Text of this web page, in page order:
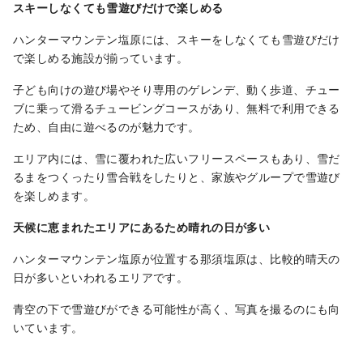
スキーしなくても雪遊びだけで楽しめる
ハンターマウンテン塩原には、スキーをしなくても雪遊びだけ
で楽しめる施設が揃っています。
子ども向けの遊び場やそり専用のゲレンデ、動く歩道、チュー
ブに乗って滑るチュービングコースがあり、無料で利用できる
ため、自由に遊べるのが魅力です。
エリア内には、雪に覆われた広いフリースペースもあり、雪だ
るまをつくったり雪合戦をしたりと、家族やグループで雪遊び
を楽しめます。
天候に恵まれたエリアにあるため晴れの日が多い
ハンターマウンテン塩原が位置する那須塩原は、比較的晴天の
日が多いといわれるエリアです。
青空の下で雪遊びができる可能性が高く、写真を撮るのにも向
いています。